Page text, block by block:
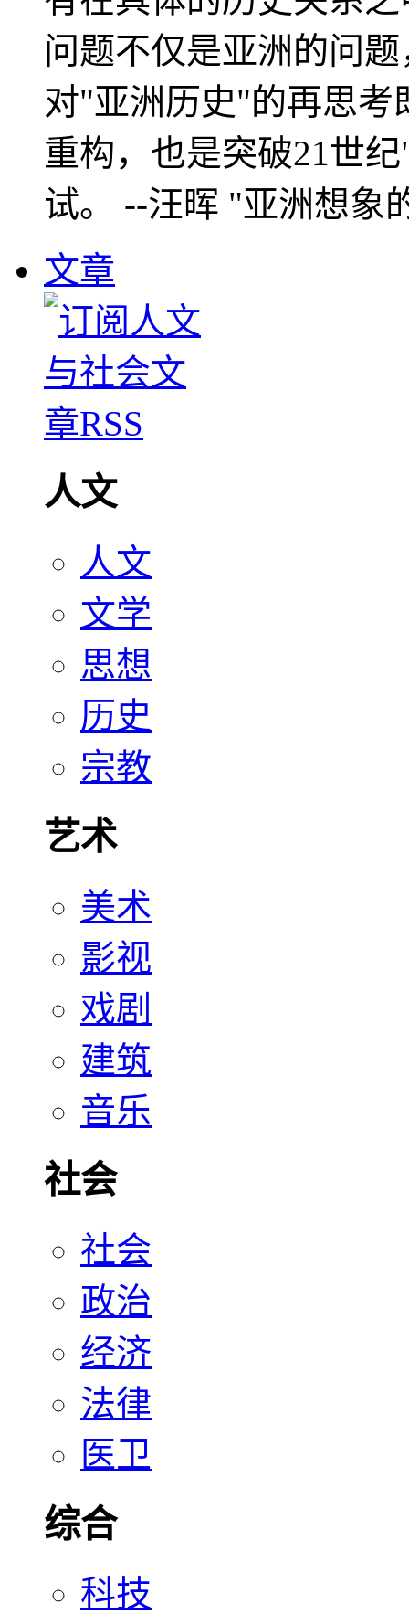
问题不仅是亚洲的问
对"亚洲历史"的再思考
重构，也是突破21世
试。 --汪晖 "亚洲想象
文章
人文
人文
文学
思想
历史
宗教
艺术
美术
影视
戏剧
建筑
音乐
社会
社会
政治
经济
法律
医卫
综合
科技